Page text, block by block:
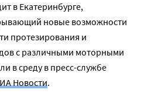
в Екатеринбурге,
новые возможности
протезирования и
с различными моторными
в среду в пресс-службе
Новости.